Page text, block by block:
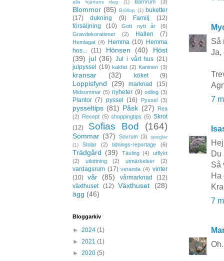
Så
Ja,
7
Du
Så
Ha
7
alla hjärtans dag (1) Barnrum (3)
Blommor (85) Bröllop (1) buketter
(17)
dukning (9) Familj
(12)
försäljning
(10) Gott nytt år
(6)
Gravdekorationer
(2) Hallen (7)
Hemlagat (4) Hemma (10) Hemma
hos...
(11) Hönsen (40)
Höst
(39) jul (36) Jul i vårt hus (21)
julpyssel
(19) kakfat (2) Kaninen (3)
kransar (32) köket (9)
Loppisfynd (29) marknad (15)
Midsommar (5) nyheter (9) odling (3)
Plantor (7) pyssel (16) Pyssel (3)
pysseltips (81) Påsk (27)
Rea
(2) Recept (5) shoppingtips (5) Skrot
(12)
Sofias Bod (164)
Sommar (37) Sovrum (3)
speglar
(1)
Stolar (2) tidnings-reportage (6)
Trädgård (39) Tävling (4)
utflykt
(2)
utlottning (2) utmärkelser (2)
vardagsrum (17) veranda (4) vinter
(10) vår (85) vårmarknad
(12)
växthuset
(12) Växthuset
(28)
ägg (46)
Bloggarkiv
► 2024 (1)
► 2021 (1)
► 2020 (5)